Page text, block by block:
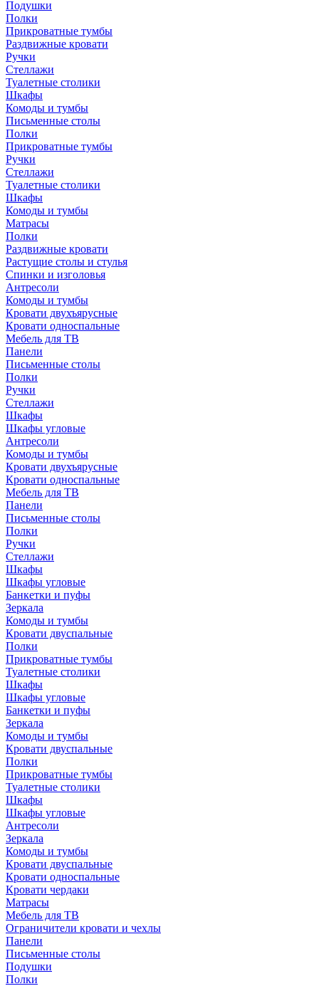
Подушки
Полки
Прикроватные тумбы
Раздвижные кровати
Ручки
Стеллажи
Туалетные столики
Шкафы
Комоды и тумбы
Письменные столы
Полки
Прикроватные тумбы
Ручки
Стеллажи
Туалетные столики
Шкафы
Комоды и тумбы
Матрасы
Полки
Раздвижные кровати
Растущие столы и стулья
Спинки и изголовья
Антресоли
Комоды и тумбы
Кровати двухъярусные
Кровати односпальные
Мебель для ТВ
Панели
Письменные столы
Полки
Ручки
Стеллажи
Шкафы
Шкафы угловые
Антресоли
Комоды и тумбы
Кровати двухъярусные
Кровати односпальные
Мебель для ТВ
Панели
Письменные столы
Полки
Ручки
Стеллажи
Шкафы
Шкафы угловые
Банкетки и пуфы
Зеркала
Комоды и тумбы
Кровати двуспальные
Полки
Прикроватные тумбы
Туалетные столики
Шкафы
Шкафы угловые
Банкетки и пуфы
Зеркала
Комоды и тумбы
Кровати двуспальные
Полки
Прикроватные тумбы
Туалетные столики
Шкафы
Шкафы угловые
Антресоли
Зеркала
Комоды и тумбы
Кровати двуспальные
Кровати односпальные
Кровати чердаки
Матрасы
Мебель для ТВ
Ограничители кровати и чехлы
Панели
Письменные столы
Подушки
Полки